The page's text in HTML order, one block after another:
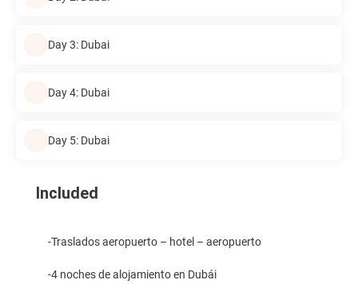
Day 3: Dubai
Day 4: Dubai
Day 5: Dubai
Included
-Traslados aeropuerto – hotel – aeropuerto
-4 noches de alojamiento en Dubái